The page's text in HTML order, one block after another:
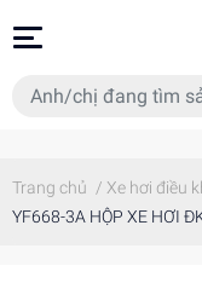
Trang chủ / Xe hơi điều
YF668-3A HỘP XE HƠI